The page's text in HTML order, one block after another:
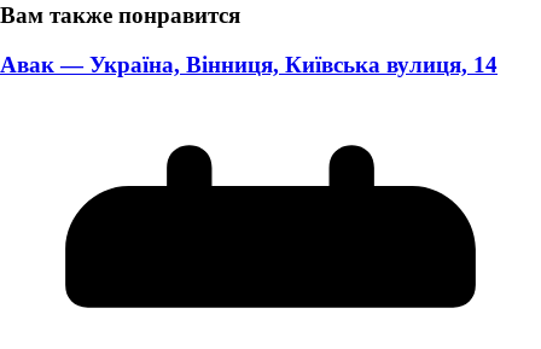
Вам также понравится
Авак — Україна, Вінниця, Київська вулиця, 14